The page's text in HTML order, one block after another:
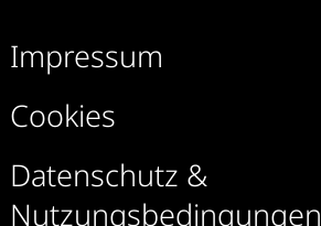
Impressum
Cookies
Datenschutz &
Nutzungsbedingungen